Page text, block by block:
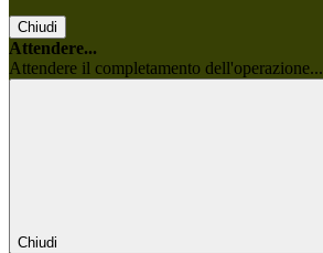
Chiudi
Attendere...
Attendere il completamento dell'operazione...
Chiudi